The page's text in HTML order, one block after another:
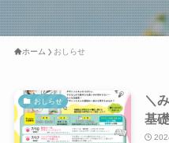
ホーム おしらせ
おしらせ
＼
基